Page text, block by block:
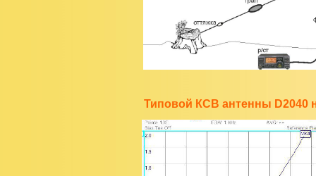
Типовой КСВ антенны D2040